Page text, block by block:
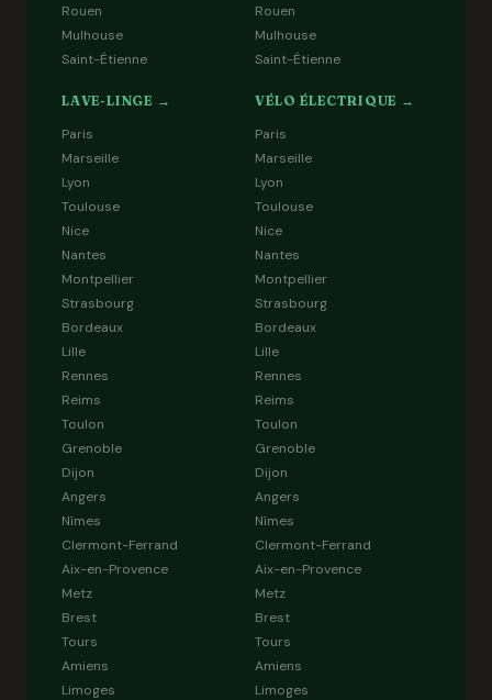
Rouen
Mulhouse
Saint-Étienne
Rouen
Mulhouse
Saint-Étienne
LAVE-LINGE →
Paris
Marseille
Lyon
Toulouse
Nice
Nantes
Montpellier
Strasbourg
Bordeaux
Lille
Rennes
Reims
Toulon
Grenoble
Dijon
Angers
Nîmes
Clermont-Ferrand
Aix-en-Provence
Metz
Brest
Tours
Amiens
Limoges
VÉLO ÉLECTRIQUE →
Paris
Marseille
Lyon
Toulouse
Nice
Nantes
Montpellier
Strasbourg
Bordeaux
Lille
Rennes
Reims
Toulon
Grenoble
Dijon
Angers
Nîmes
Clermont-Ferrand
Aix-en-Provence
Metz
Brest
Tours
Amiens
Limoges